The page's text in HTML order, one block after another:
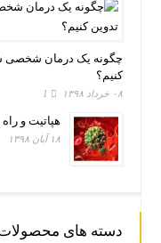
چگونه یک درمان شخصی
کنیم؟
۰۸ خرداد ۱۳۹۸ 1
هپاتیت و
۱۸ آبان ۱۳۹۸
دسته های